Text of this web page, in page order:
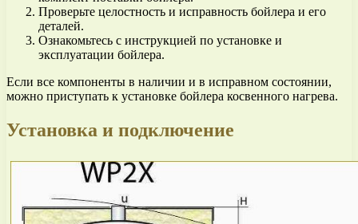
Проверьте целостность и исправность бойлера и его
деталей.
Ознакомьтесь с инструкцией по установке и
эксплуатации бойлера.
Если все компоненты в наличии и в исправном состоянии,
можно приступать к установке бойлера косвенного нагрева.
Установка и подключение